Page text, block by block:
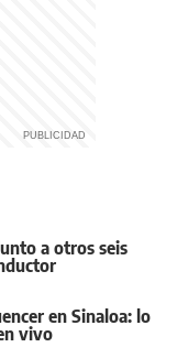
a otros seis
en Sinaloa: lo
vivo